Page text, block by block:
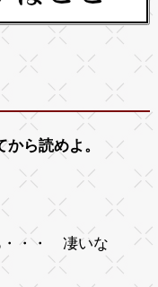
から読めよ。
・・ 凄いな